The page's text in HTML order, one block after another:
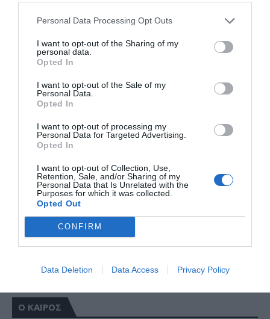
Personal Data Processing Opt Outs
I want to opt-out of the Sharing of my
personal data.
Opted In
I want to opt-out of the Sale of my
Personal Data.
Opted In
I want to opt-out of processing my
Personal Data for Targeted Advertising.
Opted In
I want to opt-out of Collection, Use,
Retention, Sale, and/or Sharing of my
Personal Data that Is Unrelated with the
Purposes for which it was collected.
Opted Out
CONFIRM
Data Deletion Data Access Privacy Policy
Ο ΚΑΙΡΟΣ